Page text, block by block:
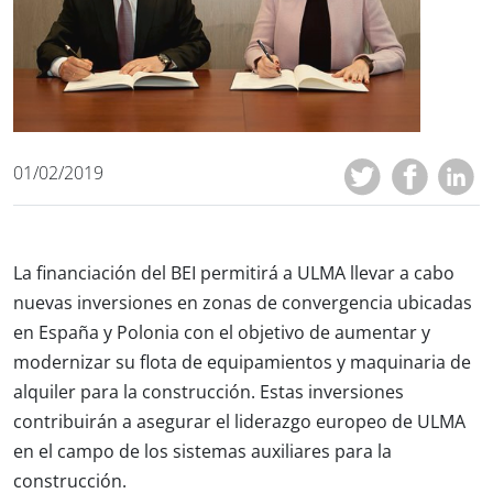
01/02/2019
La financiación del BEI permitirá a ULMA llevar a cabo
nuevas inversiones en zonas de convergencia ubicadas
en España y Polonia con el objetivo de aumentar y
modernizar su flota de equipamientos y maquinaria de
alquiler para la construcción. Estas inversiones
contribuirán a asegurar el liderazgo europeo de ULMA
en el campo de los sistemas auxiliares para la
construcción.